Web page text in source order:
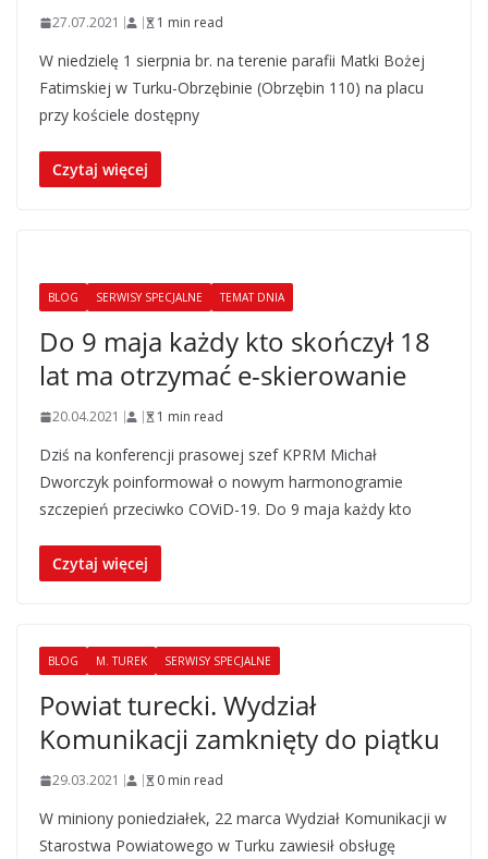
27.07.2021 1 min read
W niedzielę 1 sierpnia br. na terenie parafii Matki Bożej
Fatimskiej w Turku-Obrzębinie (Obrzębin 110) na placu
przy kościele dostępny
Czytaj więcej
BLOG SERWISY SPECJALNE TEMAT DNIA
Do 9 maja każdy kto skończył 18
lat ma otrzymać e-skierowanie
20.04.2021 1 min read
Dziś na konferencji prasowej szef KPRM Michał
Dworczyk poinformował o nowym harmonogramie
szczepień przeciwko COViD-19. Do 9 maja każdy kto
Czytaj więcej
BLOG M. TUREK SERWISY SPECJALNE
Powiat turecki. Wydział
Komunikacji zamknięty do piątku
29.03.2021 0 min read
W miniony poniedziałek, 22 marca Wydział Komunikacji w
Starostwa Powiatowego w Turku zawiesił obsługę